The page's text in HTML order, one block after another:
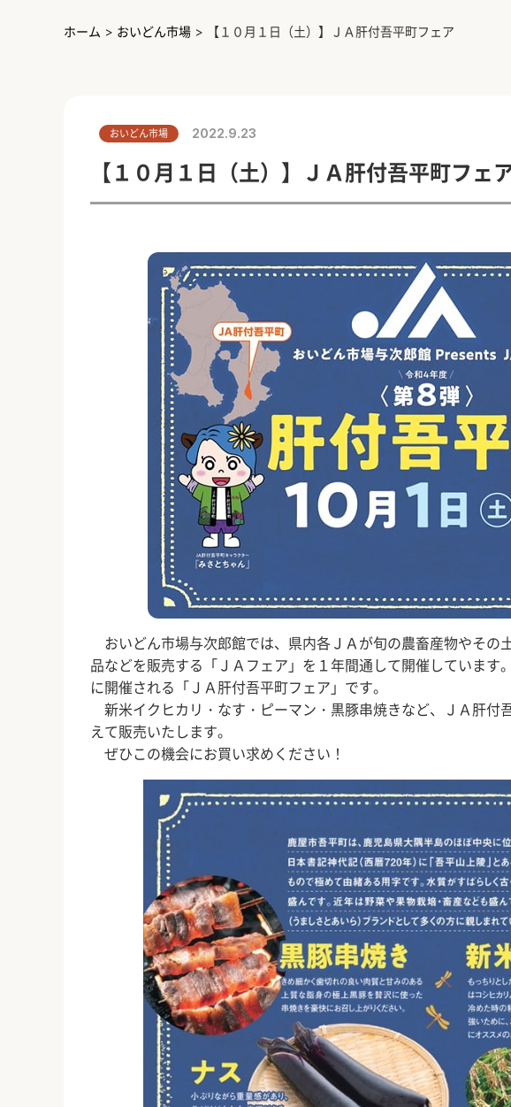
ホーム > おいどん市場 > 【１０月１日（土）】ＪＡ肝付吾平町フェア
おいどん市場 2022.9.23
【１０月１日（土）】ＪＡ肝付吾平町フェ
おいどん市場与次郎館では、県内各ＪＡが旬の農畜産物やその
品などを販売する「ＪＡフェア」を１年間通して開催しています
に開催される「ＪＡ肝付吾平町フェア」です。
新米イクヒカリ・なす・ピーマン・黒豚串焼きなど、ＪＡ肝付
えて販売いたします。
ぜひこの機会にお買い求めください！